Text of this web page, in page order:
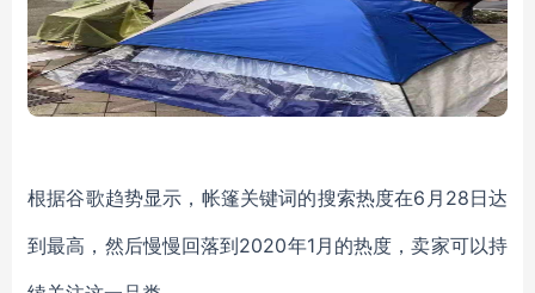
根据谷歌趋势显示，帐篷关键词的搜索热度在6月28日达
到最高，然后慢慢回落到2020年1月的热度，卖家可以持